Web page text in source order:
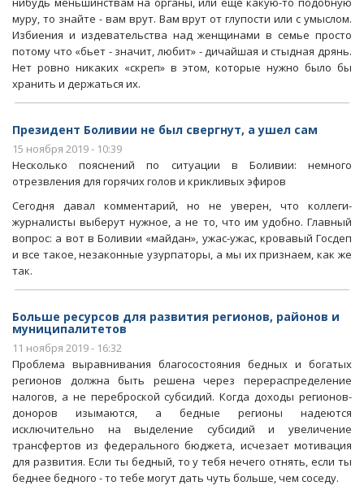
муру, то знайте - вам врут. Вам врут от глупости или с умыслом.
Избиения и издевательства над женщинами в семье просто
потому что «бьет - значит, любит» - дичайшая и стыдная дрянь.
Нет ровно никаких «скреп» в этом, которые нужно было бы
хранить и держаться их.
Президент Боливии не был свергнут, а ушел сам
15 ноября 2019 - 10:39
Несколько пояснений по ситуации в Боливии: немного
отрезвления для горячих голов и крикливых эфиров
Сегодня давал комментарий, но не уверен, что коллеги-
журналисты выберут нужное, а не то, что им удобно. Главный
вопрос: а вот в Боливии «майдан», ужас-ужас, кровавый Госдеп
и все такое, незаконные узурпаторы, а мы их признаем, как же
так.
Больше ресурсов для развития регионов, районов и
муниципалитетов
11 ноября 2019 - 16:32
Проблема выравнивания благосостояния бедных и богатых
регионов должна быть решена через перераспределение
налогов, а не переброской субсидий. Когда доходы регионов-
доноров изымаются, а бедные регионы надеются
исключительно на выделение субсидий и увеличение
трансфертов из федерального бюджета, исчезает мотивация
для развития. Если ты бедный, то у тебя нечего отнять, если ты
беднее бедного - то тебе могут дать чуть больше, чем соседу.